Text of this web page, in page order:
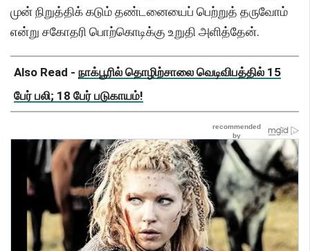
முன் நிறுத்திக் கடும் தண்டனையைப் பெற்றுத் தருவோம்
என்று சகோதரி பொற்கொடிக்கு உறுதி அளித்தேன்.
Also Read - நாக்பூரில் தொழிற்சாலை வெடிவிபத்தில் 15
பேர் பலி; 18 பேர் படுகாயம்!